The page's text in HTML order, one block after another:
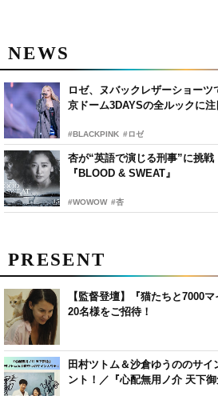
NEWS
ロゼ、ヌバックレザーショー
京ドーム3DAYSの全ルックに注
#BLACKPINK #ロゼ
杏が“英語で演じる刑事”に挑
『BLOOD & SWEAT』
#WOWOW #杏
PRESENT
【監督登壇】『猫たちと7000
20名様をご招待！
田村ツトム＆沙倉ゆうののサ
ント！／『心配無用ノ介 天下御